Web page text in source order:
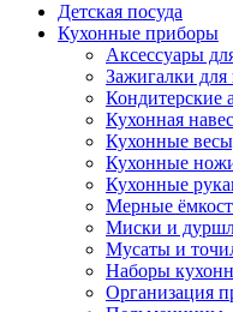
Детская посуда
Кухонные приборы
Аксессуары
Зажигалки
Кондитерские
Кухонная
Кухонные
Кухонные
Кухонные
Мерные
Миски и
Мусаты и
Наборы
Организация